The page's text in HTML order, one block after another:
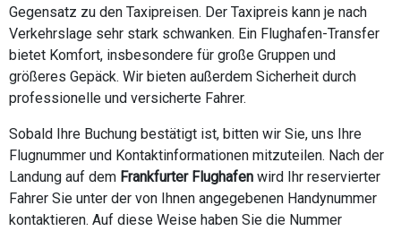
Gegensatz zu den Taxipreisen. Der Taxipreis kann je nach
Verkehrslage sehr stark schwanken. Ein Flughafen-Transfer
bietet Komfort, insbesondere für große Gruppen und
größeres Gepäck. Wir bieten außerdem Sicherheit durch
professionelle und versicherte Fahrer.
Sobald Ihre Buchung bestätigt ist, bitten wir Sie, uns Ihre
Flugnummer und Kontaktinformationen mitzuteilen. Nach der
Landung auf dem Frankfurter Flughafen wird Ihr reservierter
Fahrer Sie unter der von Ihnen angegebenen Handynummer
kontaktieren. Auf diese Weise haben Sie die Nummer